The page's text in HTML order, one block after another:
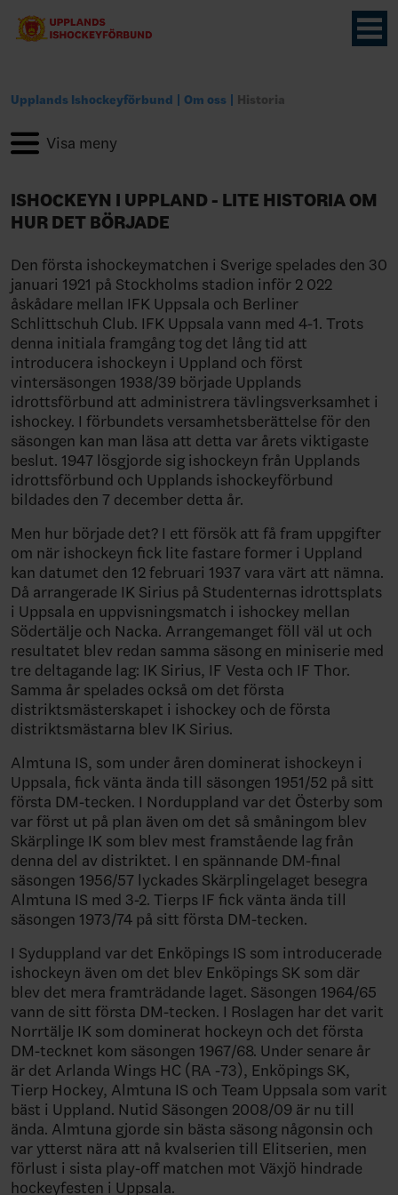
Upplands Ishockeyförbund Om oss Historia
ISHOCKEYN I UPPLAND - LITE HISTORIA OM
HUR DET BÖRJADE
Den första ishockeymatchen i Sverige spelades den 30
januari 1921 på Stockholms stadion inför 2 022
åskådare mellan IFK Uppsala och Berliner
Schlittschuh Club. IFK Uppsala vann med 4-1. Trots
denna initiala framgång tog det lång tid att
introducera ishockeyn i Uppland och först
vintersäsongen 1938/39 började Upplands
idrottsförbund att administrera tävlingsverksamhet i
ishockey. I förbundets versamhetsberättelse för den
säsongen kan man läsa att detta var årets viktigaste
beslut. 1947 lösgjorde sig ishockeyn från Upplands
idrottsförbund och Upplands ishockeyförbund
bildades den 7 december detta år.
Men hur började det? I ett försök att få fram uppgifter
om när ishockeyn fick lite fastare former i Uppland
kan datumet den 12 februari 1937 vara värt att nämna.
Då arrangerade IK Sirius på Studenternas idrottsplats
i Uppsala en uppvisningsmatch i ishockey mellan
Södertälje och Nacka. Arrangemanget föll väl ut och
resultatet blev redan samma säsong en miniserie med
tre deltagande lag: IK Sirius, IF Vesta och IF Thor.
Samma år spelades också om det första
distriktsmästerskapet i ishockey och de första
distriktsmästarna blev IK Sirius.
Almtuna IS, som under åren dominerat ishockeyn i
Uppsala, fick vänta ända till säsongen 1951/52 på sitt
första DM-tecken. I Norduppland var det Österby som
var först ut på plan även om det så småningom blev
Skärplinge IK som blev mest framstående lag från
denna del av distriktet. I en spännande DM-final
säsongen 1956/57 lyckades Skärplingelaget besegra
Almtuna IS med 3-2. Tierps IF fick vänta ända till
säsongen 1973/74 på sitt första DM-tecken.
I Syduppland var det Enköpings IS som introducerade
ishockeyn även om det blev Enköpings SK som där
blev det mera framträdande laget. Säsongen 1964/65
vann de sitt första DM-tecken. I Roslagen har det varit
Norrtälje IK som dominerat hockeyn och det första
DM-tecknet kom säsongen 1967/68. Under senare år
är det Arlanda Wings HC (RA -73), Enköpings SK,
Tierp Hockey, Almtuna IS och Team Uppsala som varit
bäst i Uppland. Nutid Säsongen 2008/09 är nu till
ända. Almtuna gjorde sin bästa säsong någonsin och
var ytterst nära att nå kvalserien till Elitserien, men
förlust i sista play-off matchen mot Växjö hindrade
hockeyfesten i Uppsala.